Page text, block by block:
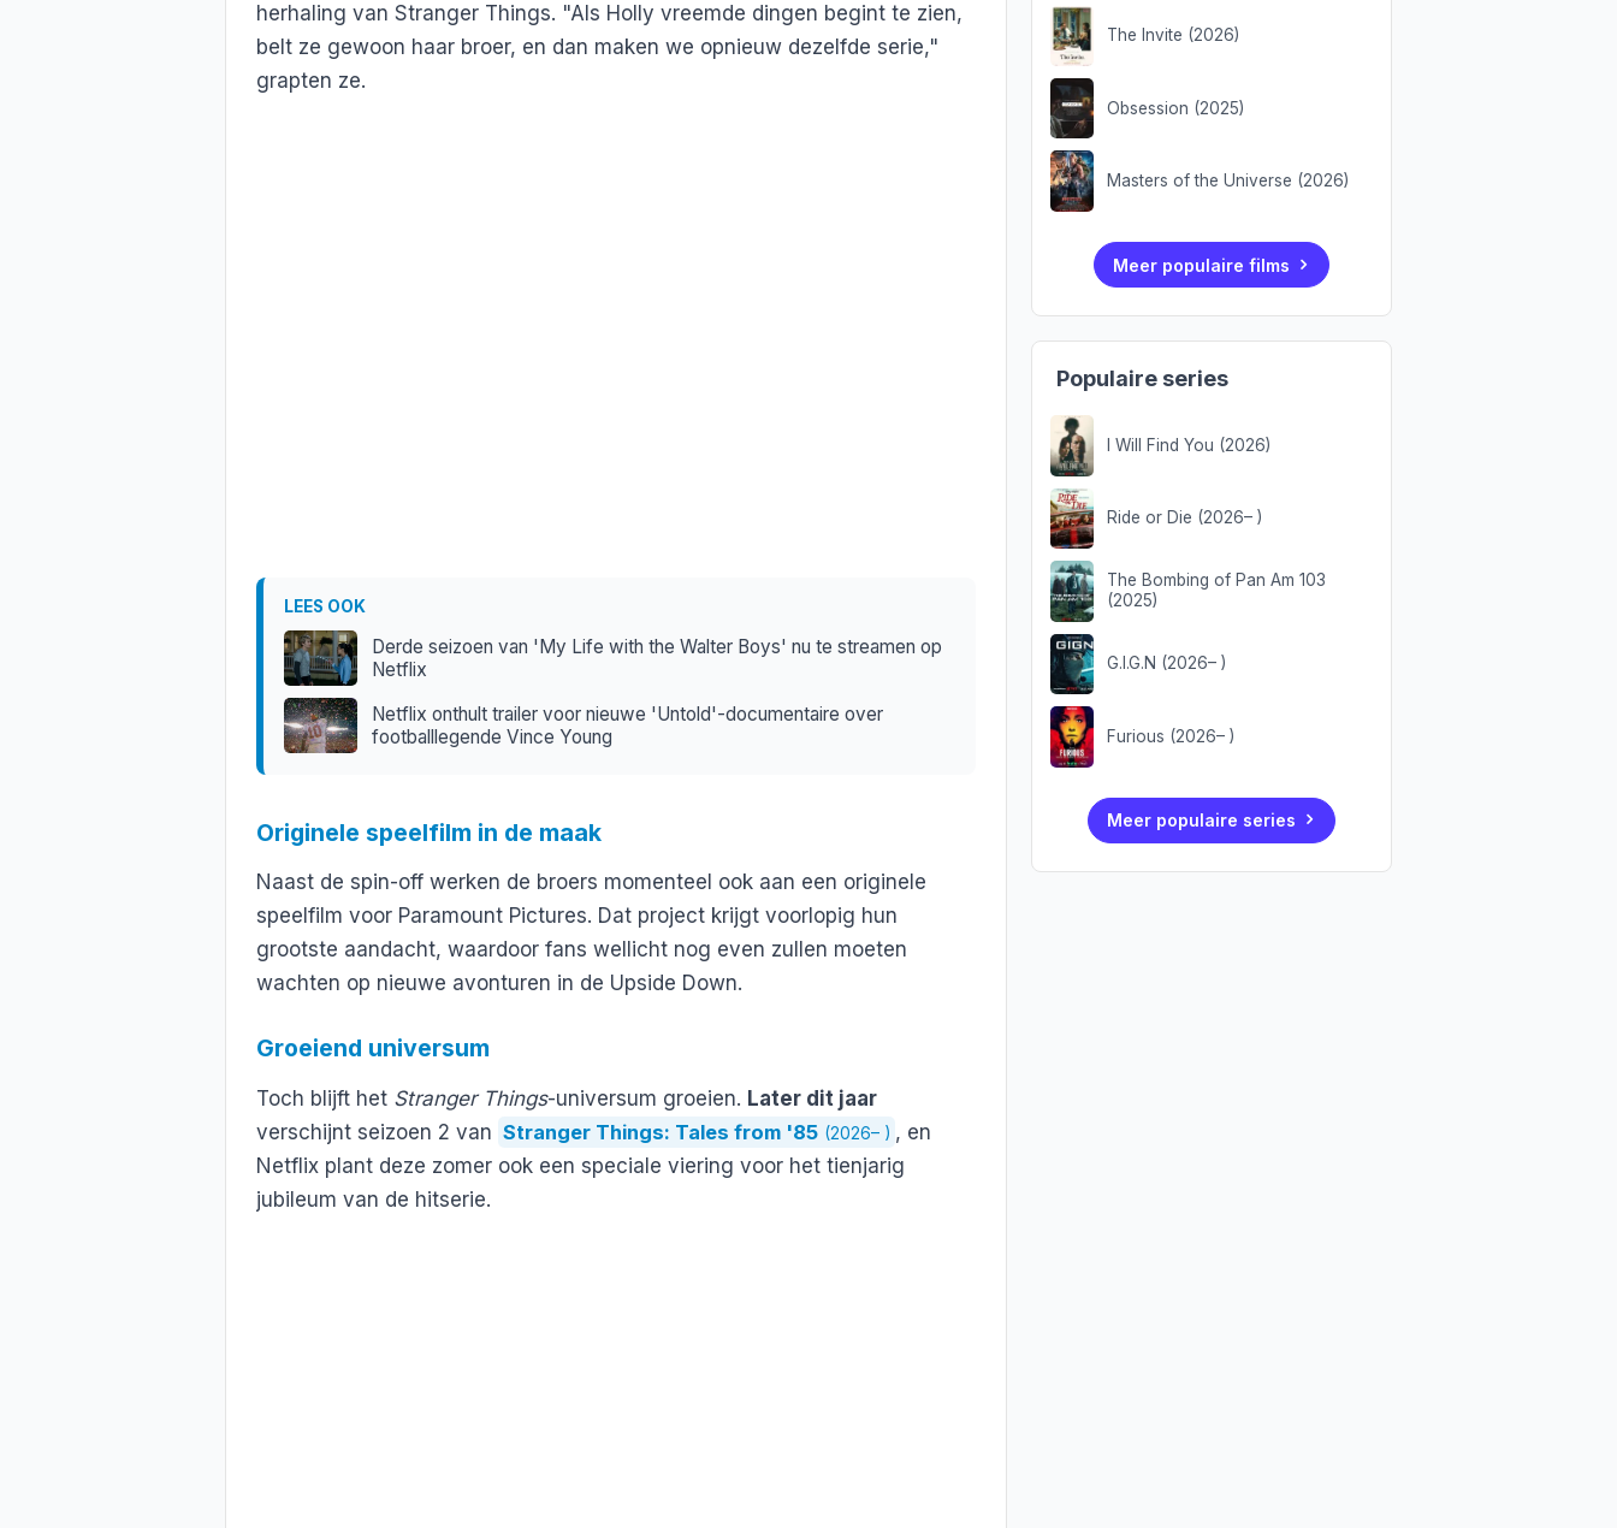
herhaling van Stranger Things. "Als Holly vreemde dingen begint te zien,
belt ze gewoon haar broer, en dan maken we opnieuw dezelfde serie,"
grapten ze.
LEES OOK
Derde seizoen van 'My Life with the Walter Boys' nu te streamen op
Netflix
Netflix onthult trailer voor nieuwe 'Untold'-documentaire over
footballlegende Vince Young
Originele speelfilm in de maak
Naast de spin-off werken de broers momenteel ook aan een originele
speelfilm voor Paramount Pictures. Dat project krijgt voorlopig hun
grootste aandacht, waardoor fans wellicht nog even zullen moeten
wachten op nieuwe avonturen in de Upside Down.
Groeiend universum
Toch blijft het Stranger Things-universum groeien. Later dit jaar
verschijnt seizoen 2 van Stranger Things: Tales from '85 (2026– ) , en
Netflix plant deze zomer ook een speciale viering voor het tienjarig
jubileum van de hitserie.
The Invite (2026)
Obsession (2025)
Masters of the Universe (2026)
Meer populaire films
Populaire series
I Will Find You (2026)
Ride or Die (2026– )
The Bombing of Pan Am 103
(2025)
G.I.G.N (2026– )
Furious (2026– )
Meer populaire series